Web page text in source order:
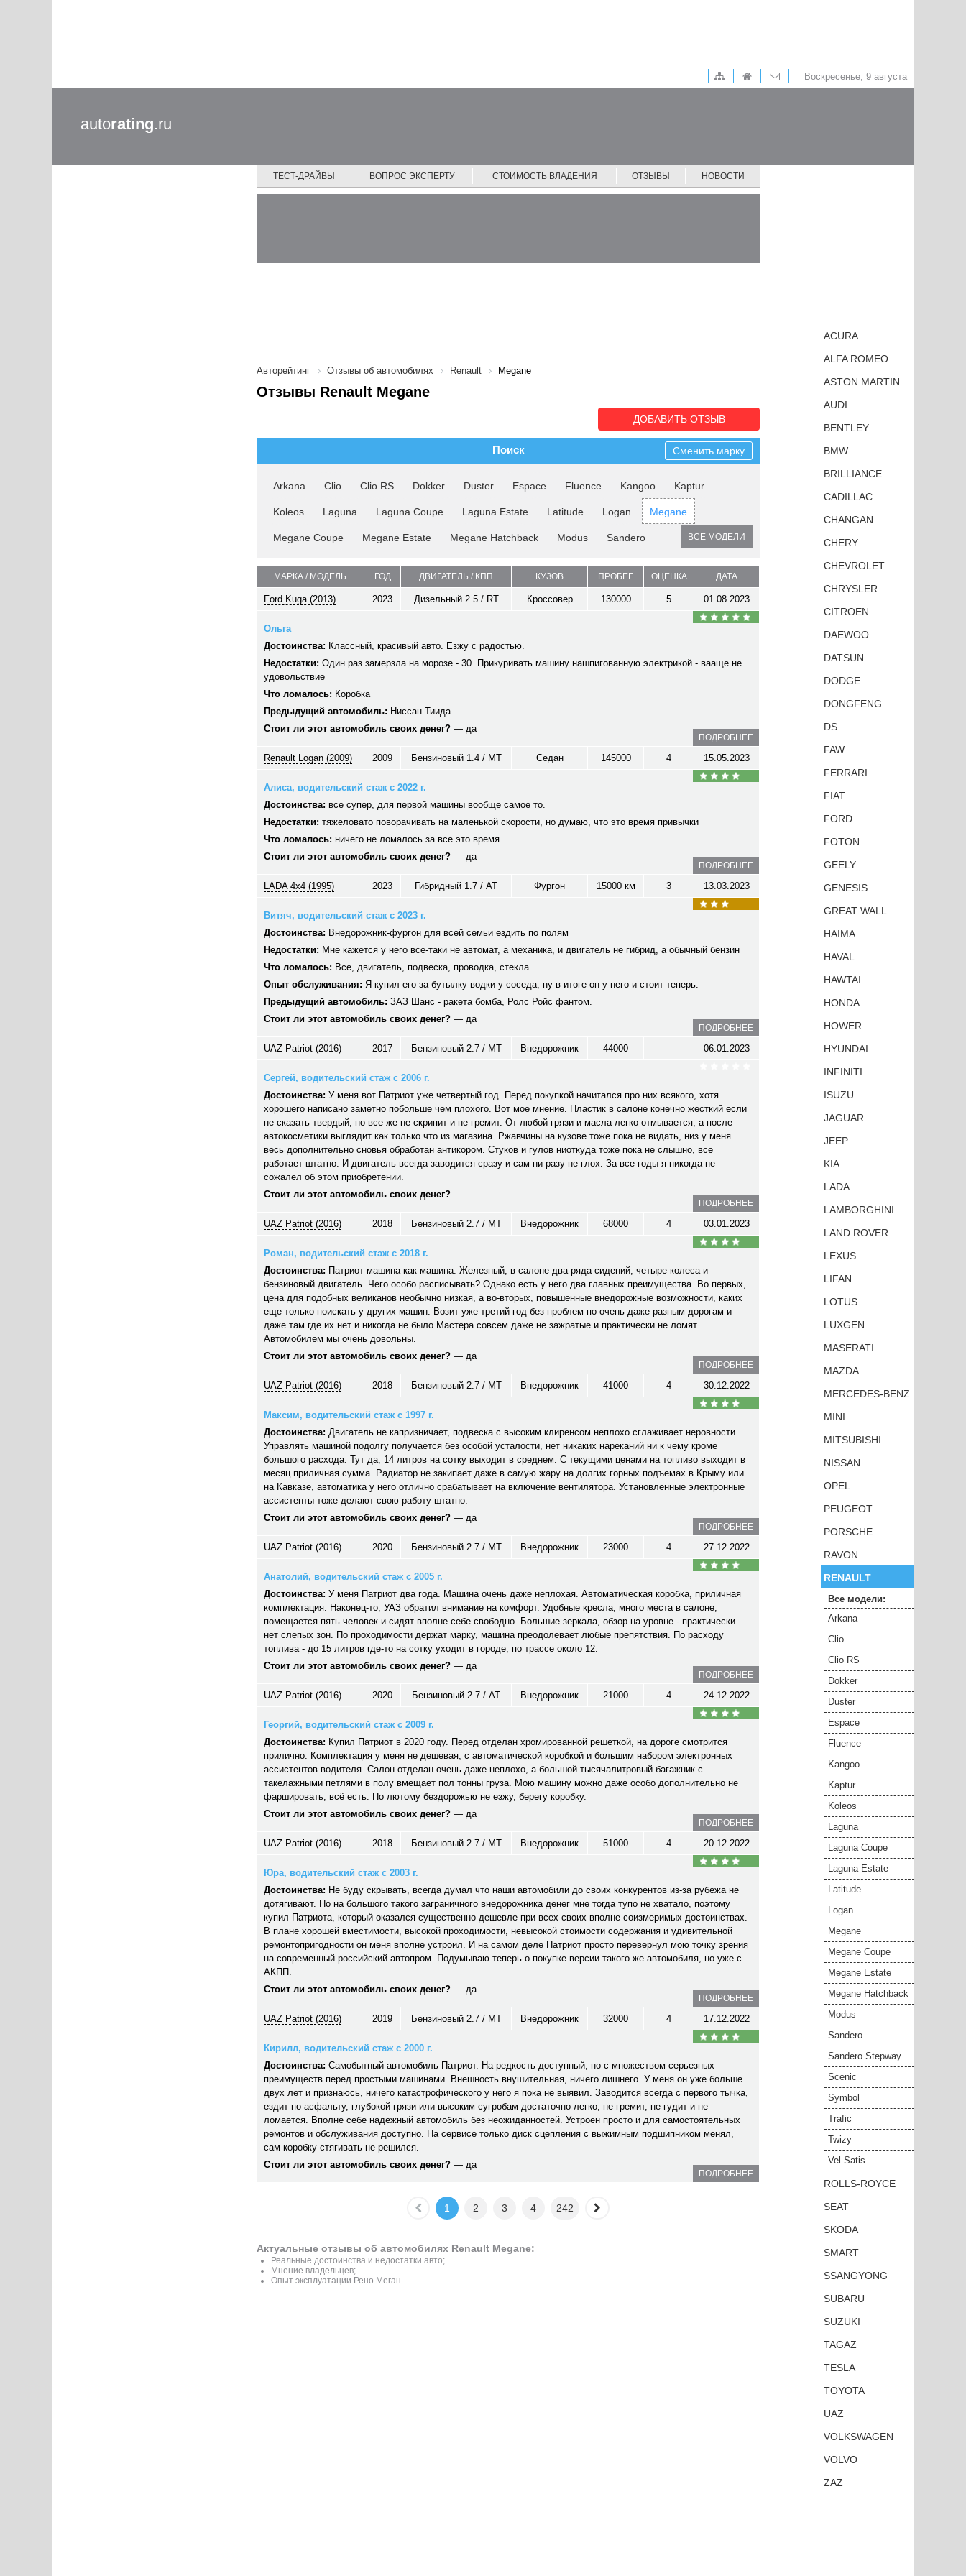
Воскресенье, 9 августа
autorating.ru
ТЕСТ-ДРАЙВЫ ВОПРОС ЭКСПЕРТУ СТОИМОСТЬ ВЛАДЕНИЯ ОТЗЫВЫ НОВОСТИ
Авторейтинг Отзывы об автомобилях Renault Megane
Отзывы Renault Megane
ДОБАВИТЬ ОТЗЫВ
Поиск Сменить марку
Arkana Clio Clio RS Dokker Duster Espace Fluence Kangoo Kaptur
Koleos Laguna Laguna Coupe Laguna Estate Latitude Logan Megane
Megane Coupe Megane Estate Megane Hatchback Modus Sandero ВСЕ МОДЕЛИ
МАРКА / МОДЕЛЬ ГОД ДВИГАТЕЛЬ / КПП КУЗОВ ПРОБЕГ ОЦЕНКА ДАТА
Ford Kuga (2013) 2023 Дизельный 2.5 / RT Кроссовер 130000 5 01.08.2023
Ольга
Достоинства: Классный, красивый авто. Езжу с радостью.
Недостатки: Один раз замерзла на морозе - 30. Прикуривать машину нашпигованную электрикой - вааще не
удовольствие
Что ломалось: Коробка
Предыдущий автомобиль: Ниссан Тиида
Стоит ли этот автомобиль своих денег? — да
ПОДРОБНЕЕ
Renault Logan (2009) 2009 Бензиновый 1.4 / MT Седан 145000 4 15.05.2023
Алиса, водительский стаж с 2022 г.
Достоинства: все супер, для первой машины вообще самое то.
Недостатки: тяжеловато поворачивать на маленькой скорости, но думаю, что это время привычки
Что ломалось: ничего не ломалось за все это время
Стоит ли этот автомобиль своих денег? — да
ПОДРОБНЕЕ
LADA 4x4 (1995) 2023 Гибридный 1.7 / AT Фургон 15000 км 3 13.03.2023
Витяч, водительский стаж с 2023 г.
Достоинства: Внедорожник-фургон для всей семьи ездить по полям
Недостатки: Мне кажется у него все-таки не автомат, а механика, и двигатель не гибрид, а обычный бензин
Что ломалось: Все, двигатель, подвеска, проводка, стекла
Опыт обслуживания: Я купил его за бутылку водки у соседа, ну в итоге он у него и стоит теперь.
Предыдущий автомобиль: ЗАЗ Шанс - ракета бомба, Ролс Ройс фантом.
Стоит ли этот автомобиль своих денег? — да
ПОДРОБНЕЕ
UAZ Patriot (2016) 2017 Бензиновый 2.7 / MT Внедорожник 44000 06.01.2023
Сергей, водительский стаж с 2006 г.
Достоинства: У меня вот Патриот уже четвертый год. Перед покупкой начитался про них всякого, хотя
хорошего написано заметно побольше чем плохого. Вот мое мнение. Пластик в салоне конечно жесткий если
не сказать твердый, но все же не скрипит и не гремит. От любой грязи и масла легко отмывается, а после
автокосметики выглядит как только что из магазина. Ржавчины на кузове тоже пока не видать, низ у меня
весь дополнительно сновья обработан антикором. Стуков и гулов ниоткуда тоже пока не слышно, все
работает штатно. И двигатель всегда заводится сразу и сам ни разу не глох. За все годы я никогда не
сожалел об этом приобретении.
Стоит ли этот автомобиль своих денег? —
ПОДРОБНЕЕ
UAZ Patriot (2016) 2018 Бензиновый 2.7 / MT Внедорожник 68000 4 03.01.2023
Роман, водительский стаж с 2018 г.
Достоинства: Патриот машина как машина. Железный, в салоне два ряда сидений, четыре колеса и
бензиновый двигатель. Чего особо расписывать? Однако есть у него два главных преимущества. Во первых,
цена для подобных великанов необычно низкая, а во-вторых, повышенные внедорожные возможности, каких
еще только поискать у других машин. Возит уже третий год без проблем по очень даже разным дорогам и
даже там где их нет и никогда не было.Мастера совсем даже не зажратые и практически не ломят.
Автомобилем мы очень довольны.
Стоит ли этот автомобиль своих денег? — да
ПОДРОБНЕЕ
UAZ Patriot (2016) 2018 Бензиновый 2.7 / MT Внедорожник 41000 4 30.12.2022
Максим, водительский стаж с 1997 г.
Достоинства: Двигатель не капризничает, подвеска с высоким клиренсом неплохо сглаживает неровности.
Управлять машиной подолгу получается без особой усталости, нет никаких нареканий ни к чему кроме
большого расхода. Тут да, 14 литров на сотку выходит в среднем. С текущими ценами на топливо выходит в
месяц приличная сумма. Радиатор не закипает даже в самую жару на долгих горных подъемах в Крыму или
на Кавказе, автоматика у него отлично срабатывает на включение вентилятора. Установленные электронные
ассистенты тоже делают свою работу штатно.
Стоит ли этот автомобиль своих денег? — да
ПОДРОБНЕЕ
UAZ Patriot (2016) 2020 Бензиновый 2.7 / MT Внедорожник 23000 4 27.12.2022
Анатолий, водительский стаж с 2005 г.
Достоинства: У меня Патриот два года. Машина очень даже неплохая. Автоматическая коробка, приличная
комплектация. Наконец-то, УАЗ обратил внимание на комфорт. Удобные кресла, много места в салоне,
помещается пять человек и сидят вполне себе свободно. Большие зеркала, обзор на уровне - практически
нет слепых зон. По проходимости держат марку, машина преодолевает любые препятствия. По расходу
топлива - до 15 литров где-то на сотку уходит в городе, по трассе около 12.
Стоит ли этот автомобиль своих денег? — да
ПОДРОБНЕЕ
UAZ Patriot (2016) 2020 Бензиновый 2.7 / AT Внедорожник 21000 4 24.12.2022
Георгий, водительский стаж с 2009 г.
Достоинства: Купил Патриот в 2020 году. Перед отделан хромированной решеткой, на дороге смотрится
прилично. Комплектация у меня не дешевая, с автоматической коробкой и большим набором электронных
ассистентов водителя. Салон отделан очень даже неплохо, а большой тысячалитровый багажник с
такелажными петлями в полу вмещает пол тонны груза. Мою машину можно даже особо дополнительно не
фаршировать, всё есть. По лютому бездорожью не езжу, берегу коробку.
Стоит ли этот автомобиль своих денег? — да
ПОДРОБНЕЕ
UAZ Patriot (2016) 2018 Бензиновый 2.7 / MT Внедорожник 51000 4 20.12.2022
Юра, водительский стаж с 2003 г.
Достоинства: Не буду скрывать, всегда думал что наши автомобили до своих конкурентов из-за рубежа не
дотягивают. Но на большого такого заграничного внедорожника денег мне тогда тупо не хватало, поэтому
купил Патриота, который оказался существенно дешевле при всех своих вполне соизмеримых достоинствах.
В плане хорошей вместимости, высокой проходимости, невысокой стоимости содержания и удивительной
ремонтопригодности он меня вполне устроил. И на самом деле Патриот просто перевернул мою точку зрения
на современный российский автопром. Подумываю теперь о покупке версии такого же автомобиля, но уже с
АКПП.
Стоит ли этот автомобиль своих денег? — да
ПОДРОБНЕЕ
UAZ Patriot (2016) 2019 Бензиновый 2.7 / MT Внедорожник 32000 4 17.12.2022
Кирилл, водительский стаж с 2000 г.
Достоинства: Самобытный автомобиль Патриот. На редкость доступный, но с множеством серьезных
преимуществ перед простыми машинами. Внешность внушительная, ничего лишнего. У меня он уже больше
двух лет и признаюсь, ничего катастрофического у него я пока не выявил. Заводится всегда с первого тычка,
ездит по асфальту, глубокой грязи или высоким сугробам достаточно легко, не гремит, не гудит и не
ломается. Вполне себе надежный автомобиль без неожиданностей. Устроен просто и для самостоятельных
ремонтов и обслуживания доступно. На сервисе только диск сцепления с выжимным подшипником менял,
сам коробку стягивать не решился.
Стоит ли этот автомобиль своих денег? — да
ПОДРОБНЕЕ
1 2 3 4 242
Актуальные отзывы об автомобилях Renault Megane:
Реальные достоинства и недостатки авто;
Мнение владельцев;
Опыт эксплуатации Рено Меган.
ACURA
ALFA ROMEO
ASTON MARTIN
AUDI
BENTLEY
BMW
BRILLIANCE
CADILLAC
CHANGAN
CHERY
CHEVROLET
CHRYSLER
CITROEN
DAEWOO
DATSUN
DODGE
DONGFENG
DS
FAW
FERRARI
FIAT
FORD
FOTON
GEELY
GENESIS
GREAT WALL
HAIMA
HAVAL
HAWTAI
HONDA
HOWER
HYUNDAI
INFINITI
ISUZU
JAGUAR
JEEP
KIA
LADA
LAMBORGHINI
LAND ROVER
LEXUS
LIFAN
LOTUS
LUXGEN
MASERATI
MAZDA
MERCEDES-BENZ
MINI
MITSUBISHI
NISSAN
OPEL
PEUGEOT
PORSCHE
RAVON
RENAULT
Все модели:
Arkana
Clio
Clio RS
Dokker
Duster
Espace
Fluence
Kangoo
Kaptur
Koleos
Laguna
Laguna Coupe
Laguna Estate
Latitude
Logan
Megane
Megane Coupe
Megane Estate
Megane Hatchback
Modus
Sandero
Sandero Stepway
Scenic
Symbol
Trafic
Twizy
Vel Satis
ROLLS-ROYCE
SEAT
SKODA
SMART
SSANGYONG
SUBARU
SUZUKI
TAGAZ
TESLA
TOYOTA
UAZ
VOLKSWAGEN
VOLVO
ZAZ